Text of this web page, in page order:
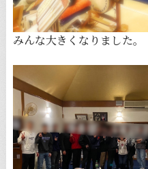
みんな大きくなりました。